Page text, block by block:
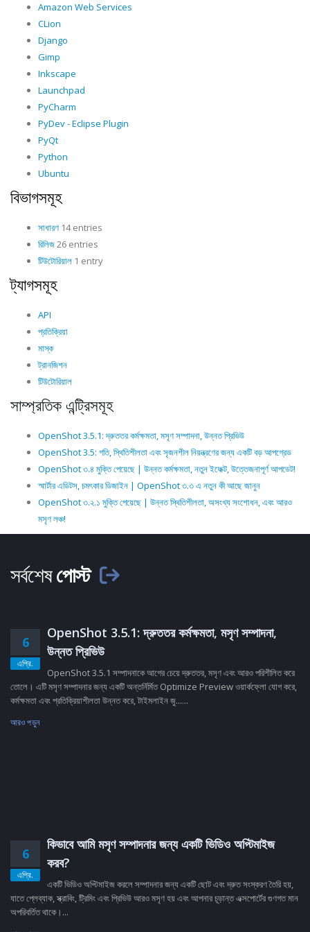
Amazon Web Services
CLion
Django
Gimp
Inkscape
Launchpad
PyCharm
PyDev - Eclipse Plugin
PyQt
Python
Ubuntu
বিভাগসমূহ
সাধারণ 14 entries
রিলিজ26 entries
টিউটোরিয়াল 1 entry
ট্যাগসমূহ
API
প্রতিক্রিয়া
মাস্ক
ট্রানজিশন
টিউটোরিয়াল
সাম্প্রতিক এন্ট্রিসমূহ
OpenShot 3.5.1: দ্রুততর কর্মক্ষমতা, মসৃণ সম্পাদনা, উন্নত প্রিভিউ
OpenShot 3.5: গতি, স্থিতিশীলতা এবং সৃজনশীল নিয়ন্ত্রণের জন্য একটি বড় আপগ্রেড
OpenShot ৩.৪ মুক্তি পেয়েছে | উন্নত কর্মক্ষমতা, নতুন ইফেক্ট, উত্তেজনাপূর্ণ আপডেট!
স্মার্টার এডিটস, চমৎকার ডিজাইন | OpenShot ৩.৩ এ নতুন কী আছে জানুন
OpenShot ৩.২.১ মুক্তি পেয়েছে | উন্নত স্থিতিশীলতা, অসংখ্য সংশোধন, এবং আরও
মসৃণ লঞ্চ!
সর্বশেষপোস্ট
6
এপ্রি.
OpenShot 3.5.1: দ্রুততর কর্মক্ষমতা, মসৃণ সম্পাদনা,
উন্নত প্রিভিউ
OpenShot 3.5.1 সম্পাদনাকে আগের চেয়ে দ্রুততর, মসৃণ এবং আরও পরিশীলিত করে
তোলে। এটি মসৃণ সম্পাদনার জন্য একটি অন্তর্নির্মিত Optimize Preview ওয়ার্কফ্লো যোগ করে,
কর্মক্ষমতা এবং প্রতিক্রিয়াশীলতা উন্নত করে, টাইমলাইন জু......
আরও পড়ুন
6
এপ্রি.
কিভাবে আমি মসৃণ সম্পাদনার জন্য একটি ভিডিও অপ্টিমাইজ
করব?
একটি ভিডিও অপ্টিমাইজ করলে সম্পাদনার জন্য একটি ছোট এবং দ্রুত সংস্করণ তৈরি হয়,
যাতে প্লেব্যাক, স্ক্রাবিং, ট্রিমিং এবং প্রিভিউ আরও মসৃণ হয় এবং আপনার চূড়ান্ত এক্সপোর্টের গুণগত মান
অপরিবর্তিত থাকে।...